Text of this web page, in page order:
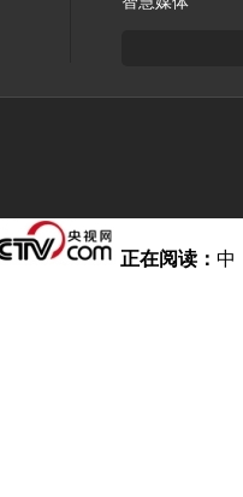
正在阅读： 中